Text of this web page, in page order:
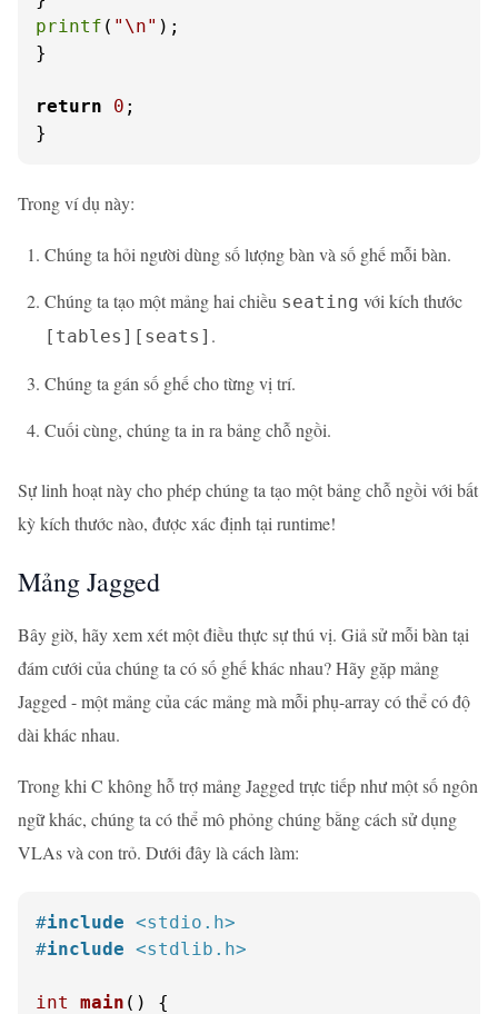
printf ( "\n" );
}
return 0 ;
}
Trong ví dụ này:
Chúng ta hỏi người dùng số lượng bàn và số ghế mỗi bàn.
Chúng ta tạo một mảng hai chiều seating với kích thước
[tables][seats] .
Chúng ta gán số ghế cho từng vị trí.
Cuối cùng, chúng ta in ra bảng chỗ ngồi.
Sự linh hoạt này cho phép chúng ta tạo một bảng chỗ ngồi với bất
kỳ kích thước nào, được xác định tại runtime!
Mảng Jagged
Bây giờ, hãy xem xét một điều thực sự thú vị. Giả sử mỗi bàn tại
đám cưới của chúng ta có số ghế khác nhau? Hãy gặp mảng
Jagged - một mảng của các mảng mà mỗi phụ-array có thể có độ
dài khác nhau.
Trong khi C không hỗ trợ mảng Jagged trực tiếp như một số ngôn
ngữ khác, chúng ta có thể mô phỏng chúng bằng cách sử dụng
VLAs và con trỏ. Dưới đây là cách làm:
#include <stdio.h>
#include <stdlib.h>
int main ()